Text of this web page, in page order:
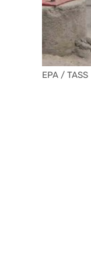
EPA / TASS